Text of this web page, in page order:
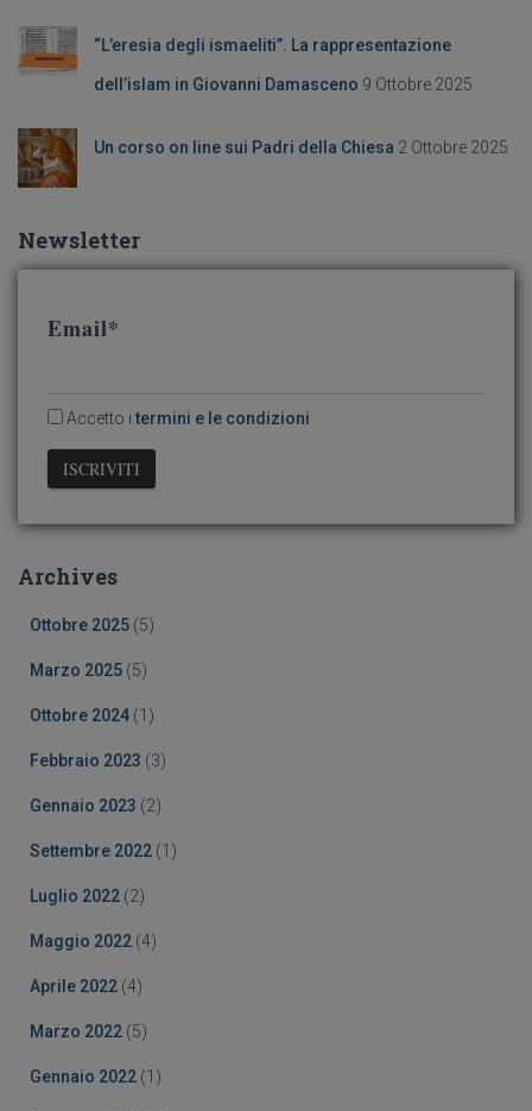
“L’eresia degli ismaeliti”. La rappresentazione
dell’islam in Giovanni Damasceno 9 Ottobre 2025
Un corso on line sui Padri della Chiesa 2 Ottobre 2025
Newsletter
Email*
Accetto i termini e le condizioni
Archives
Ottobre 2025 (5)
Marzo 2025 (5)
Ottobre 2024 (1)
Febbraio 2023 (3)
Gennaio 2023 (2)
Settembre 2022 (1)
Luglio 2022 (2)
Maggio 2022 (4)
Aprile 2022 (4)
Marzo 2022 (5)
Gennaio 2022 (1)